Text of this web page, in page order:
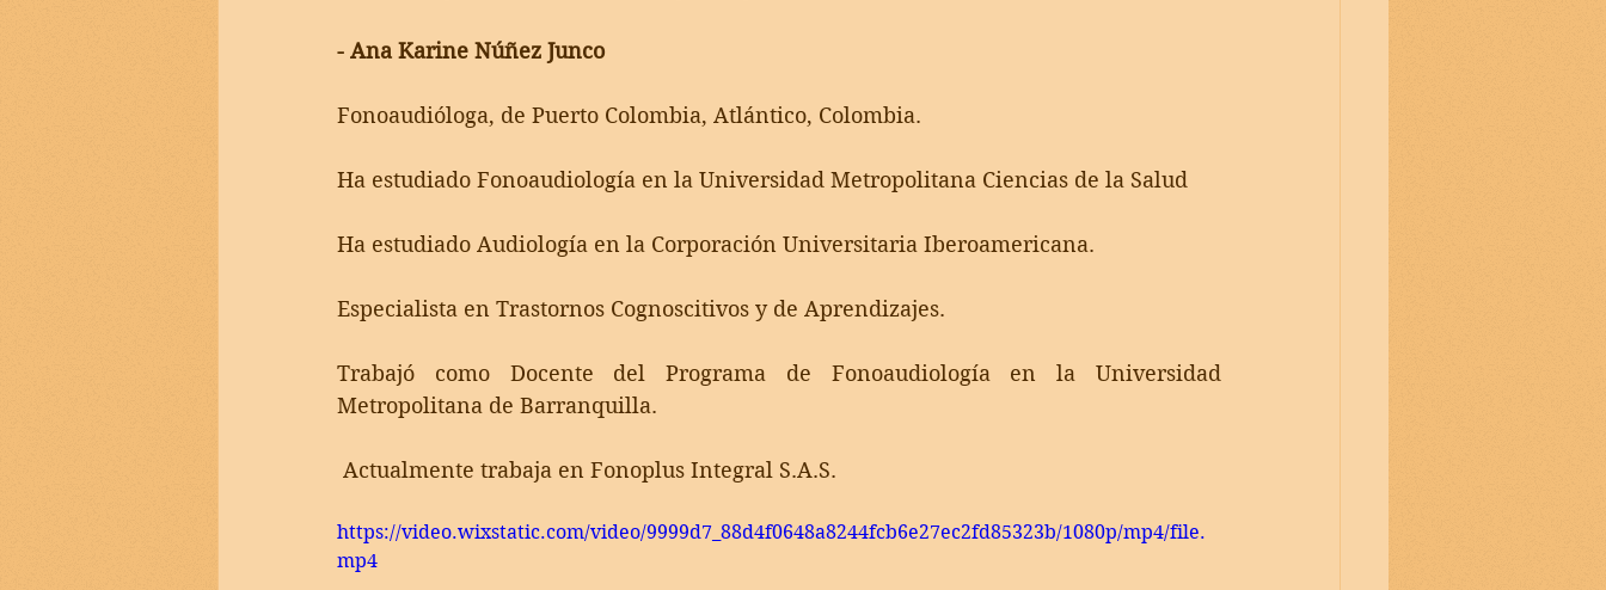
- Ana Karine Núñez Junco
Fonoaudióloga, de Puerto Colombia, Atlántico, Colombia.
Ha estudiado Fonoaudiología en la Universidad Metropolitana Ciencias de la Salud
Ha estudiado Audiología en la Corporación Universitaria Iberoamericana.
Especialista en Trastornos Cognoscitivos y de Aprendizajes.
Trabajó como Docente del Programa de Fonoaudiología en la Universidad
Metropolitana de Barranquilla.
Actualmente trabaja en Fonoplus Integral S.A.S.
https://video.wixstatic.com/video/9999d7_88d4f0648a8244fcb6e27ec2fd85323b/1080p/mp4/file.
mp4